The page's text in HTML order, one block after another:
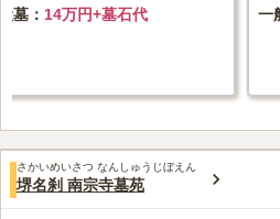
墓
14万円+墓石代
一
さかいめいさつ なんしゅうじぼえん
堺名刹 南宗寺墓苑